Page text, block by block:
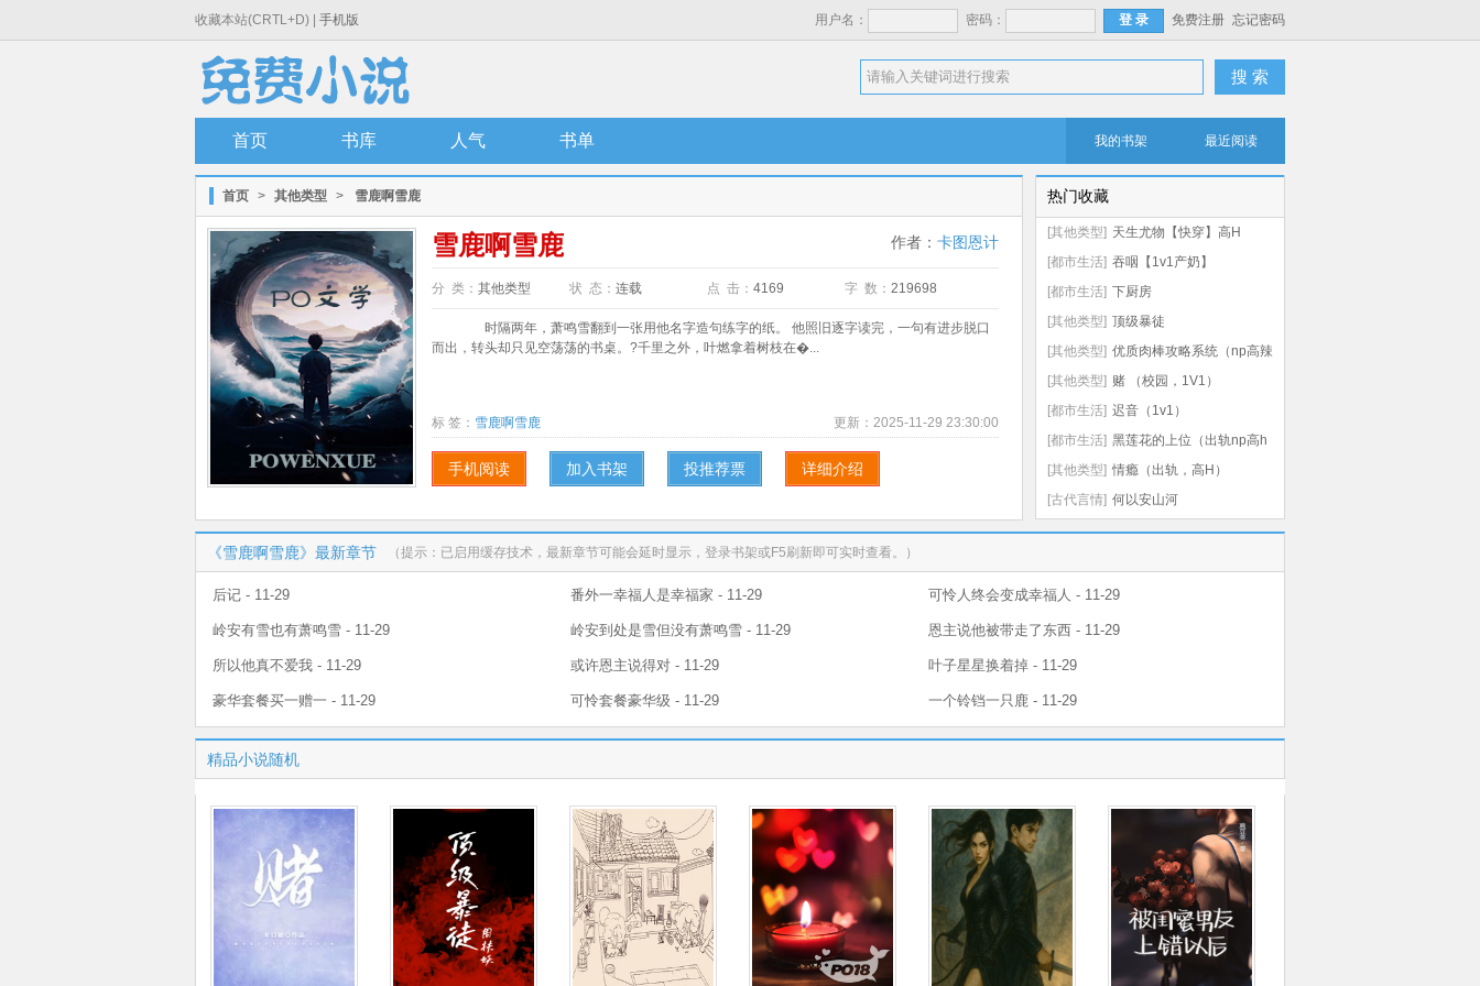
收藏本站(CRTL+D) | 手机版 用户名： 密码： 免费注册 忘记密码
搜 索
首页 书库 人气 书单 我的书架 最近阅读
首页 > 其他类型 > 雪鹿啊雪鹿
雪鹿啊雪鹿 作者： 卡图恩计
分 类： 其他类型 状 态： 连载 点 击： 4169 字 数： 219698
时隔两年，萧鸣雪翻到一张用他名字造句练字的纸。 他照旧逐字读完，一句有进步脱口
而出，转头却只见空荡荡的书桌。?千里之外，叶燃拿着树枝在�...
标 签： 雪鹿啊雪鹿 更新： 2025-11-29 23:30:00
手机阅读 加入书架 投推荐票 详细介绍
热门收藏
[其他类型] 天生尤物【快穿】高H
[都市生活] 吞咽【1v1产奶】
[都市生活] 下厨房
[其他类型] 顶级暴徒
[其他类型] 优质肉棒攻略系统（np高辣
文）
[其他类型] 赌 （校园，1V1）
[都市生活] 迟音（1v1）
[都市生活] 黑莲花的上位（出轨np高h
虐男）
[其他类型] 情瘾（出轨，高H）
[古代言情] 何以安山河
《雪鹿啊雪鹿》最新章节 （提示：已启用缓存技术，最新章节可能会延时显示，登录书架或F5刷新即可实时查看。）
后记 - 11-29 番外一幸福人是幸福家 - 11-29 可怜人终会变成幸福人 - 11-29
岭安有雪也有萧鸣雪 - 11-29 岭安到处是雪但没有萧鸣雪 - 11-29 恩主说他被带走了东西 - 11-29
所以他真不爱我 - 11-29 或许恩主说得对 - 11-29 叶子星星换着掉 - 11-29
豪华套餐买一赠一 - 11-29 可怜套餐豪华级 - 11-29 一个铃铛一只鹿 - 11-29
精品小说随机